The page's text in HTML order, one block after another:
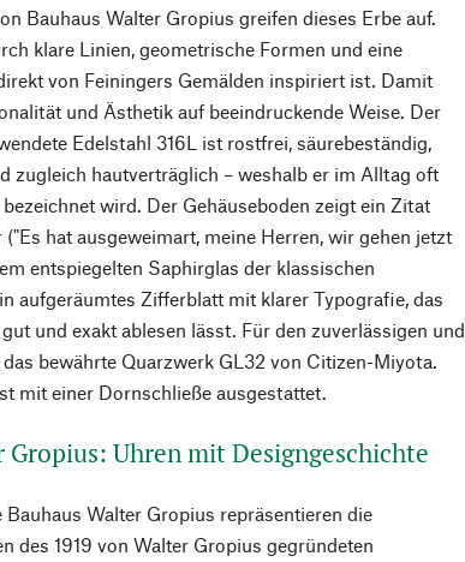
Bauhaus Walter Gropius greifen dieses Erbe auf.
klare Linien, geometrische Formen und eine
von Feiningers Gemälden inspiriert ist. Damit
und Ästhetik auf beeindruckende Weise. Der
Edelstahl 316L ist rostfrei, säurebeständig,
zugleich hautverträglich – weshalb er im Alltag oft
wird. Der Gehäuseboden zeigt ein Zitat
hat ausgeweimart, meine Herren, wir gehen jetzt
entspiegelten Saphirglas der klassischen
aufgeräumtes Zifferblatt mit klarer Typografie, das
und exakt ablesen lässt. Für den zuverlässigen und
bewährte Quarzwerk GL32 von Citizen-Miyota.
mit einer Dornschließe ausgestattet.
Gropius: Uhren mit Designgeschichte
Bauhaus Walter Gropius repräsentieren die
des 1919 von Walter Gropius gegründeten